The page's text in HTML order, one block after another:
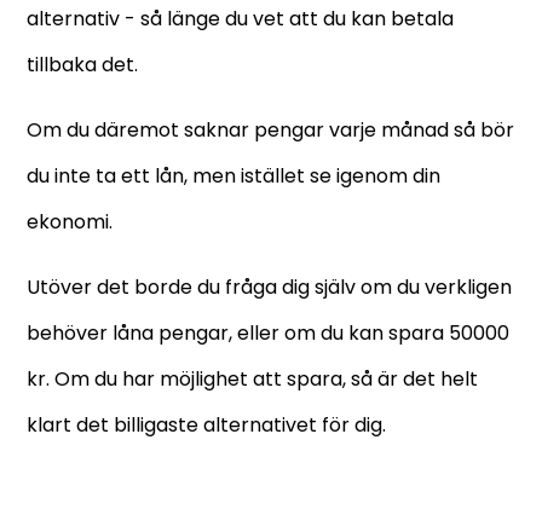
alternativ - så länge du vet att du kan betala
tillbaka det.
Om du däremot saknar pengar varje månad så bör
du inte ta ett lån, men istället se igenom din
ekonomi.
Utöver det borde du fråga dig själv om du verkligen
behöver låna pengar, eller om du kan spara 50000
kr. Om du har möjlighet att spara, så är det helt
klart det billigaste alternativet för dig.